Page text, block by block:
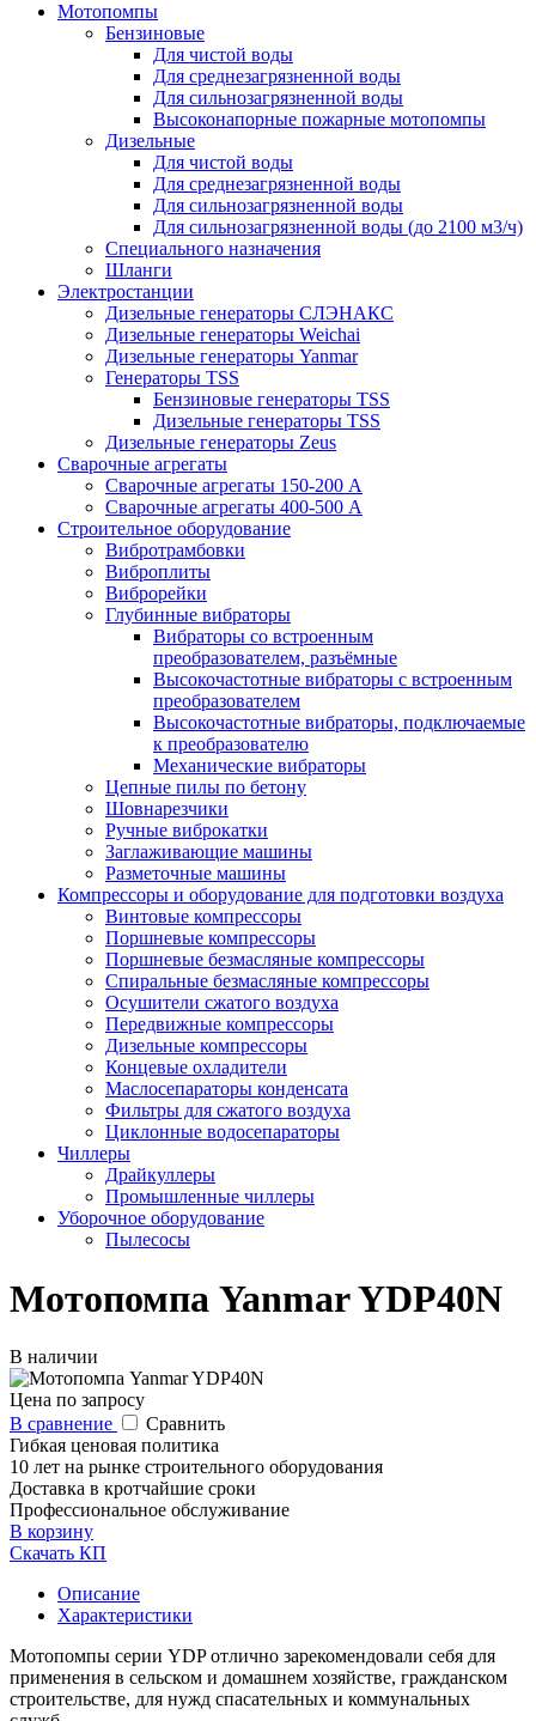
Мотопомпы
Бензиновые
Для чистой воды
Для среднезагрязненной воды
Для сильнозагрязненной воды
Высоконапорные пожарные мотопомпы
Дизельные
Для чистой воды
Для среднезагрязненной воды
Для сильнозагрязненной воды
Для сильнозагрязненной воды (до 2100 м3/ч)
Специального назначения
Шланги
Электростанции
Дизельные генераторы СЛЭНАКС
Дизельные генераторы Weichai
Дизельные генераторы Yanmar
Генераторы TSS
Бензиновые генераторы TSS
Дизельные генераторы TSS
Дизельные генераторы Zeus
Сварочные агрегаты
Сварочные агрегаты 150-200 А
Сварочные агрегаты 400-500 А
Строительное оборудование
Вибротрамбовки
Виброплиты
Виброрейки
Глубинные вибраторы
Вибраторы со встроенным
преобразователем, разъёмные
Высокочастотные вибраторы с встроенным
преобразователем
Высокочастотные вибраторы, подключаемые
к преобразователю
Механические вибраторы
Цепные пилы по бетону
Шовнарезчики
Ручные виброкатки
Заглаживающие машины
Разметочные машины
Компрессоры и оборудование для подготовки воздуха
Винтовые компрессоры
Поршневые компрессоры
Поршневые безмасляные компрессоры
Спиральные безмасляные компрессоры
Осушители сжатого воздуха
Передвижные компрессоры
Дизельные компрессоры
Концевые охладители
Маслосепараторы конденсата
Фильтры для сжатого воздуха
Циклонные водосепараторы
Чиллеры
Драйкуллеры
Промышленные чиллеры
Уборочное оборудование
Пылесосы
Мотопомпа Yanmar YDP40N
В наличии
Цена по запросу
В сравнение
Сравнить
Гибкая ценовая политика
10 лет на рынке строительного оборудования
Доставка в кротчайшие сроки
Профессиональное обслуживание
В корзину
Скачать КП
Описание
Характеристики
Мотопомпы серии YDP отлично зарекомендовали себя для
применения в сельском и домашнем хозяйстве, гражданском
строительстве, для нужд спасательных и коммунальных